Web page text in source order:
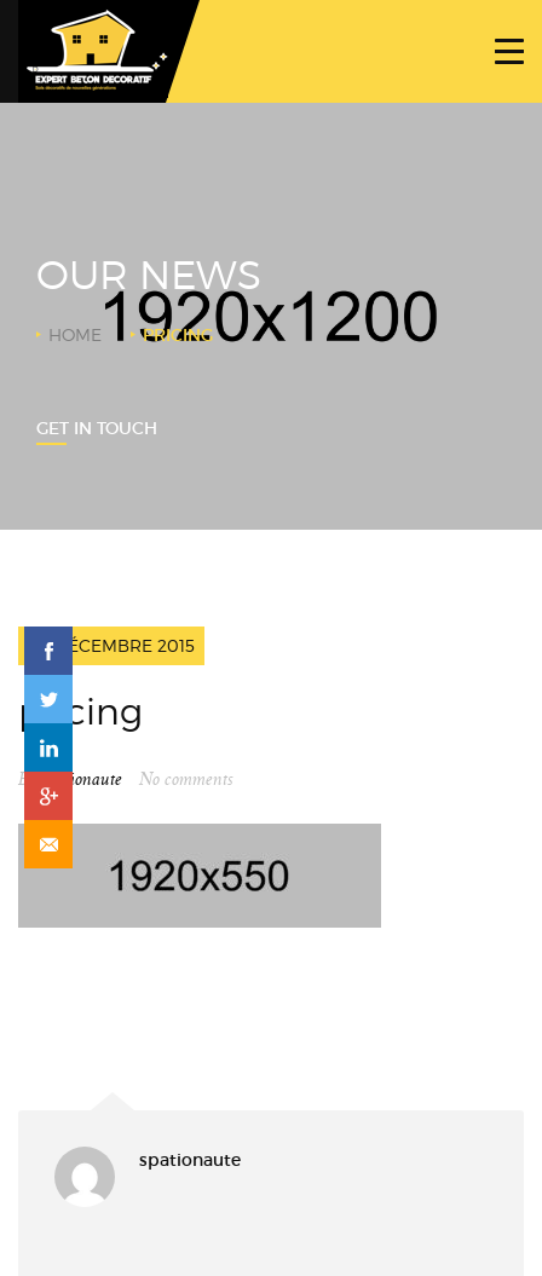
PROJETS
NOUS CONTACTER
OUR NEWS
HOME PRICING
GET IN TOUCH
20 DÉCEMBRE 2015
pricing
By spationaute No comments
spationaute